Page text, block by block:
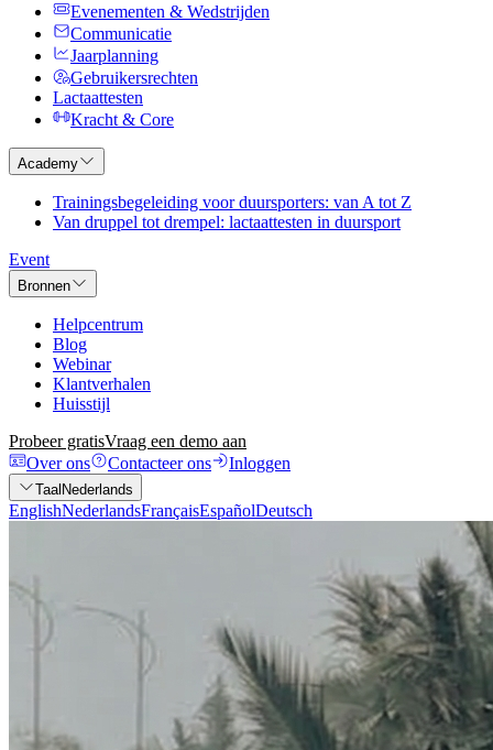
Evenementen & Wedstrijden
Communicatie
Jaarplanning
Gebruikersrechten
Lactaattesten
Kracht & Core
Academy
Trainingsbegeleiding voor duursporters: van A tot Z
Van druppel tot drempel: lactaattesten in duursport
Event
Bronnen
Helpcentrum
Blog
Webinar
Klantverhalen
Huisstijl
Probeer gratisVraag een demo aan
Over ons
Contacteer ons Inloggen
Taal Nederlands
EnglishNederlandsFrançaisEspañolDeutsch